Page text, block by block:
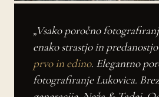
„Vsako poročno
enako strastjo in
prvo in edino. Elegantno
fotografiranje Lukovica.